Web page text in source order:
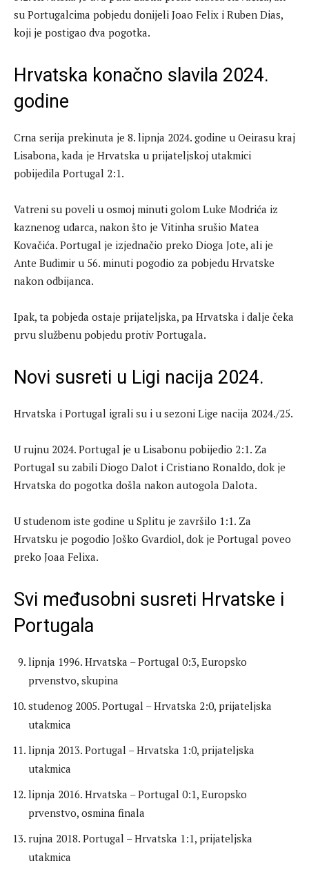
su Portugalcima pobjedu donijeli Joao Felix i Ruben Dias,
koji je postigao dva pogotka.
Hrvatska konačno slavila 2024.
godine
Crna serija prekinuta je 8. lipnja 2024. godine u Oeirasu kraj
Lisabona, kada je Hrvatska u prijateljskoj utakmici
pobijedila Portugal 2:1.
Vatreni su poveli u osmoj minuti golom Luke Modrića iz
kaznenog udarca, nakon što je Vitinha srušio Matea
Kovačića. Portugal je izjednačio preko Dioga Jote, ali je
Ante Budimir u 56. minuti pogodio za pobjedu Hrvatske
nakon odbijanca.
Ipak, ta pobjeda ostaje prijateljska, pa Hrvatska i dalje čeka
prvu službenu pobjedu protiv Portugala.
Novi susreti u Ligi nacija 2024.
Hrvatska i Portugal igrali su i u sezoni Lige nacija 2024./25.
U rujnu 2024. Portugal je u Lisabonu pobijedio 2:1. Za
Portugal su zabili Diogo Dalot i Cristiano Ronaldo, dok je
Hrvatska do pogotka došla nakon autogola Dalota.
U studenom iste godine u Splitu je završilo 1:1. Za
Hrvatsku je pogodio Joško Gvardiol, dok je Portugal poveo
preko Joaa Felixa.
Svi međusobni susreti Hrvatske i
Portugala
lipnja 1996. Hrvatska – Portugal 0:3, Europsko
prvenstvo, skupina
studenog 2005. Portugal – Hrvatska 2:0, prijateljska
utakmica
lipnja 2013. Portugal – Hrvatska 1:0, prijateljska
utakmica
lipnja 2016. Hrvatska – Portugal 0:1, Europsko
prvenstvo, osmina finala
rujna 2018. Portugal – Hrvatska 1:1, prijateljska
utakmica